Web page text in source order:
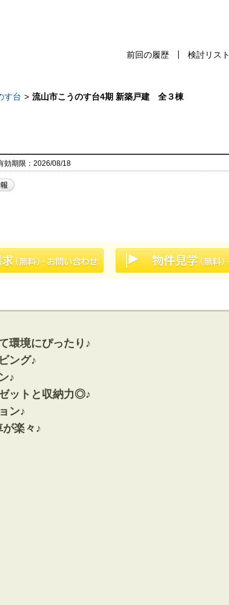
前回の履歴 検討リスト
す台 流山市こうのす台4期 新築戸建 全３棟
期限：2026/08/18
環境にぴったり♪
ング♪
♪
ットと収納力◎♪
ン♪
楽々♪
スタッフ紹介
千葉本店
東京支店
売却査定
プライバシーポリシー
中古一戸建
のマンション
土地